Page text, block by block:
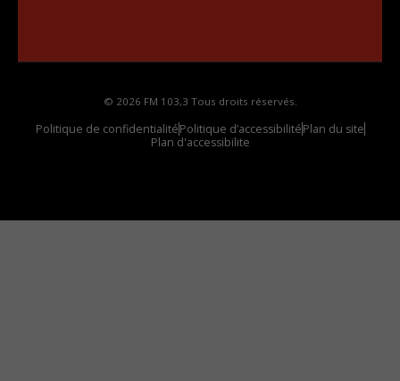
© 2026 FM 103,3 Tous droits réservés.
Politique de confidentialitéPolitique d’accessibilitéPlan du site
Plan d'accessibilite